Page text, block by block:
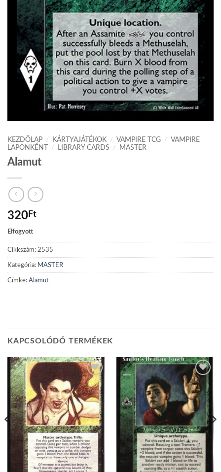
KEZDŐLAP / KÁRTYAJÁTÉKOK / VAMPIRE TCG /
VAMPIRE
LAPONKÉNT
/ LIBRARY CARDS / MASTER
Alamut
320Ft
Elfogyott
Cikkszám: 2535
Kategória: MASTER
Címke: Alamut
KAPCSOLÓDÓ TERMÉKEK
Add to
wishlist
Add to
wishlist